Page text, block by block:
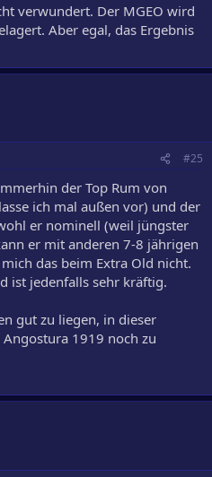
verwundert. Der MGEO wird
Aber egal, das Ergebnis
#25
der Top Rum von
ich mal außen vor) und der
er nominell (weil jüngster
er mit anderen 7-8 jährigen
das beim Extra Old nicht.
ist jedenfalls sehr kräftig.
gut zu liegen, in dieser
1919 noch zu